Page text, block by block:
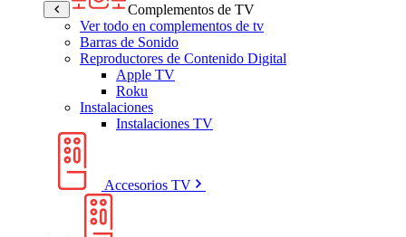
Complementos de TV
Ver todo en complementos de tv
Barras de Sonido
Reproductores de Contenido Digital
Apple TV
Roku
Instalaciones
Instalaciones TV
Accesorios TV